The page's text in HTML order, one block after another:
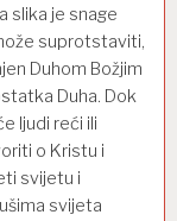
slika je snage
suprotstaviti,
Duhom Božjim
Duha. Dok
ljudi reći ili
o Kristu i
svijetu i
svijeta